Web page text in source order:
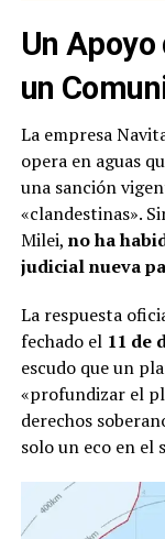
Un
un
La empresa
opera en aguas
una sanción
«clandestinas».
Milei, no ha
judicial nueva
La respuesta
fechado el 11 de
escudo que un
«profundizar el
derechos
solo un eco en el